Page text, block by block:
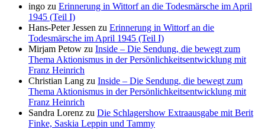
ingo zu Erinnerung in Wittorf an die Todesmärsche im April
1945 (Teil I)
Hans-Peter Jessen zu Erinnerung in Wittorf an die
Todesmärsche im April 1945 (Teil I)
Mirjam Petow zu Inside – Die Sendung, die bewegt zum
Thema Aktionismus in der Persönlichkeitsentwicklung mit
Franz Heinrich
Christian Lang zu Inside – Die Sendung, die bewegt zum
Thema Aktionismus in der Persönlichkeitsentwicklung mit
Franz Heinrich
Sandra Lorenz zu Die Schlagershow Extraausgabe mit Berit
Finke, Saskia Leppin und Tammy